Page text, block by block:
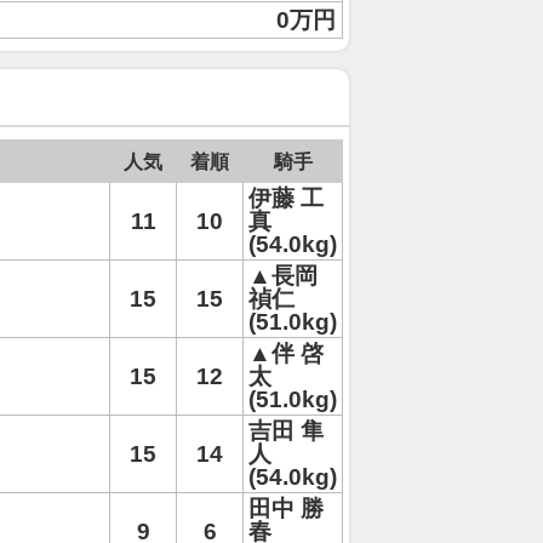
0万円
人気 着順 騎手
11 10
伊藤 工
真
(54.0kg)
15 15
▲長岡
禎仁
(51.0kg)
15 12
▲伴 啓
太
(51.0kg)
15 14
吉田 隼
人
(54.0kg)
9 6
田中 勝
春